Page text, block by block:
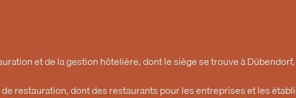
et de la gestion hôtelière, dont le siège se trouve à
restauration, dont des restaurants pour les entreprises et les